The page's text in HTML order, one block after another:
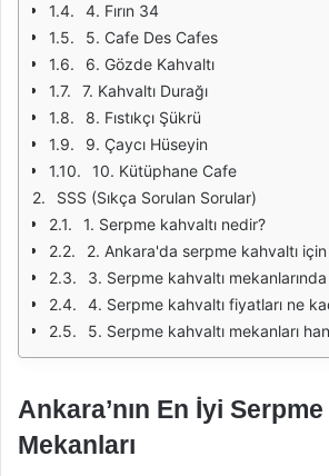
4. Fırın 34
5. Cafe Des Cafes
6. Gözde Kahvaltı
7. Kahvaltı Durağı
8. Fıstıkçı Şükrü
9. Çaycı Hüseyin
10. Kütüphane Cafe
SSS (Sıkça Sorulan Sorular)
1. Serpme kahvaltı nedir?
2. Ankara'da serpme kahvaltı için en iyi
3. Serpme kahvaltı mekanlarında
4. Serpme kahvaltı fiyatları ne
5. Serpme kahvaltı mekanları hangi
Ankara’nın En İyi
Mekanları